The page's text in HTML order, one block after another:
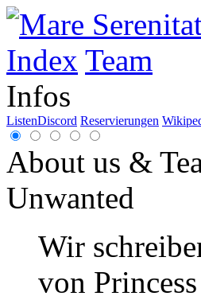
Index Team
Infos
ListenDiscord Reservierungen
About us &
Unwanted
Wir
von